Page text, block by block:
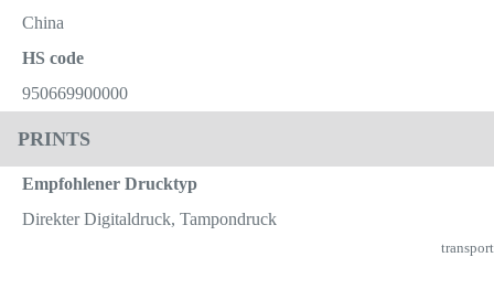
China
HS code
950669900000
PRINTS
Empfohlener Drucktyp
Direkter Digitaldruck, Tampondruck
transport